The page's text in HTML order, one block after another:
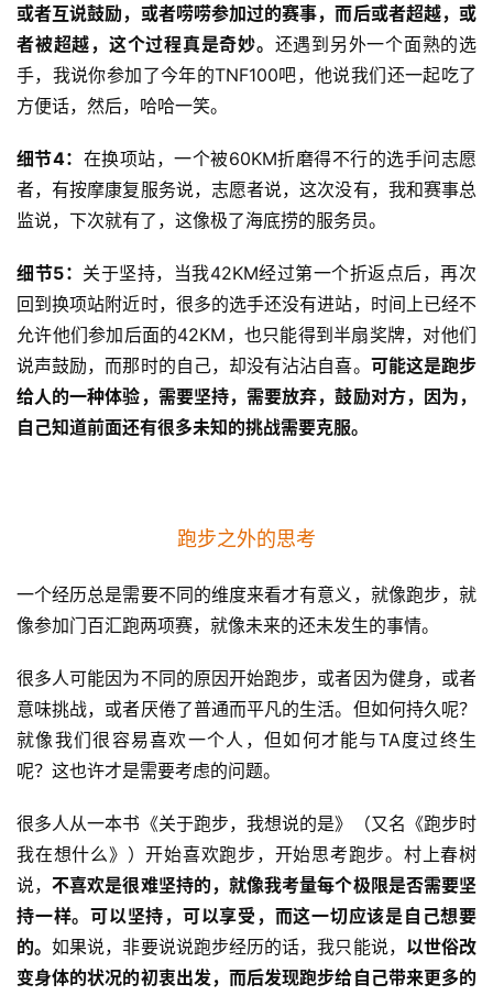
或者互说鼓励，或者唠唠参加过的赛事，而后或者超越，或
者被超越，这个过程真是奇妙。 还遇到另外一个面熟的选
手，我说你参加了今年的TNF100吧，他说我们还一起吃了
方便话，然后，哈哈一笑。
细节4： 在换项站，一个被60KM折磨得不行的选手问志愿
者，有按摩康复服务说，志愿者说，这次没有，我和赛事总
监说，下次就有了，这像极了海底捞的服务员。
细节5： 关于坚持，当我42KM经过第一个折返点后，再次
回到换项站附近时，很多的选手还没有进站，时间上已经不
允许他们参加后面的42KM，也只能得到半扇奖牌，对他们
说声鼓励，而那时的自己，却没有沾沾自喜。 可能这是跑步
给人的一种体验，需要坚持，需要放弃，鼓励对方，因为，
自己知道前面还有很多未知的挑战需要克服。
跑步之外的思考
一个经历总是需要不同的维度来看才有意义，就像跑步，就
像参加门百汇跑两项赛，就像未来的还未发生的事情。
很多人可能因为不同的原因开始跑步，或者因为健身，或者
意味挑战，或者厌倦了普通而平凡的生活。但如何持久呢？
就像我们很容易喜欢一个人，但如何才能与TA度过终生
呢？这也许才是需要考虑的问题。
很多人从一本书《关于跑步，我想说的是》（又名《跑步时
我在想什么》）开始喜欢跑步，开始思考跑步。村上春树
说，不喜欢是很难坚持的，就像我考量每个极限是否需要坚
持一样。可以坚持，可以享受，而这一切应该是自己想要
的。如果说，非要说说跑步经历的话，我只能说， 以世俗改
变身体的状况的初衷出发，而后发现跑步给自己带来更多的